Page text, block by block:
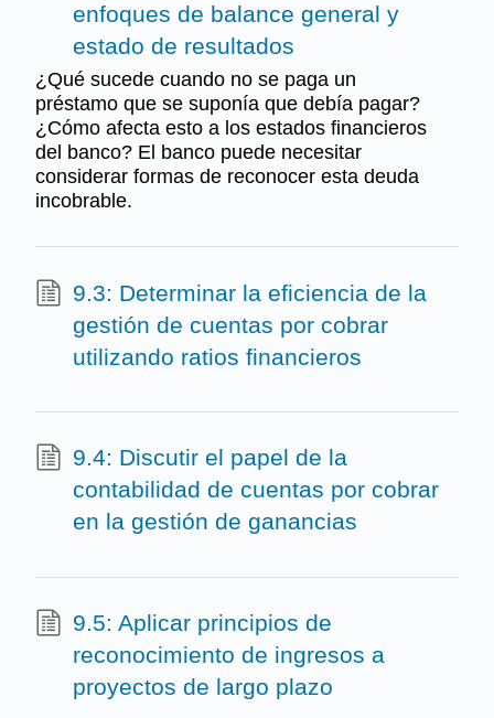
enfoques de balance general y
estado de resultados
¿Qué sucede cuando no se paga un
préstamo que se suponía que debía pagar?
¿Cómo afecta esto a los estados financieros
del banco? El banco puede necesitar
considerar formas de reconocer esta deuda
incobrable.
9.3: Determinar la eficiencia de la
gestión de cuentas por cobrar
utilizando ratios financieros
9.4: Discutir el papel de la
contabilidad de cuentas por cobrar
en la gestión de ganancias
9.5: Aplicar principios de
reconocimiento de ingresos a
proyectos de largo plazo